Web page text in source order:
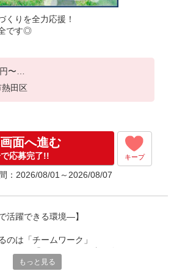
くりを全力応援！
です◎
〜
円(月給＋各種手当)
/月を含む
田区
面へ進む
応募完了!! キープ
：2026/08/01～2026/08/07
活躍できる環境―】
のは「チームワーク」
す。もっと見る